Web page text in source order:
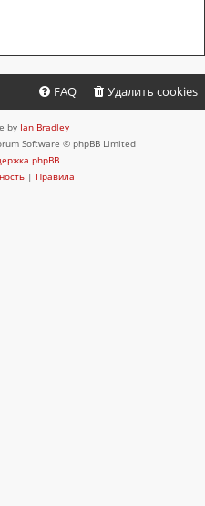
Удалить cookies
FAQ
by Ian Bradley
Software © phpBB Limited
phpBB
| Правила